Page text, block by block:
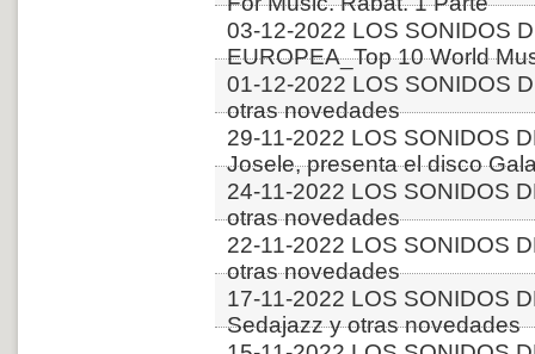
03-12-2022 LOS SONIDOS
EUROPEA_Top 10 World
01-12-2022 LOS SONIDOS
otras novedades
29-11-2022 LOS SONIDOS
Josele, presenta el disco
24-11-2022 LOS SONIDOS
otras novedades
22-11-2022 LOS SONIDOS
otras novedades
17-11-2022 LOS SONIDOS
Sedajazz y otras novedades